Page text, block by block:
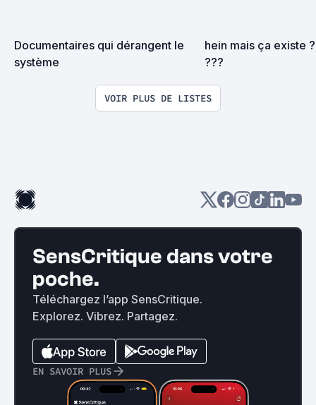
Documentaires qui dérangent le
système
hein mais ça existe
???
VOIR PLUS DE LISTES
SensCritique dans votre
poche.
Téléchargez l’app SensCritique.
Explorez. Vibrez. Partagez.
EN SAVOIR PLUS